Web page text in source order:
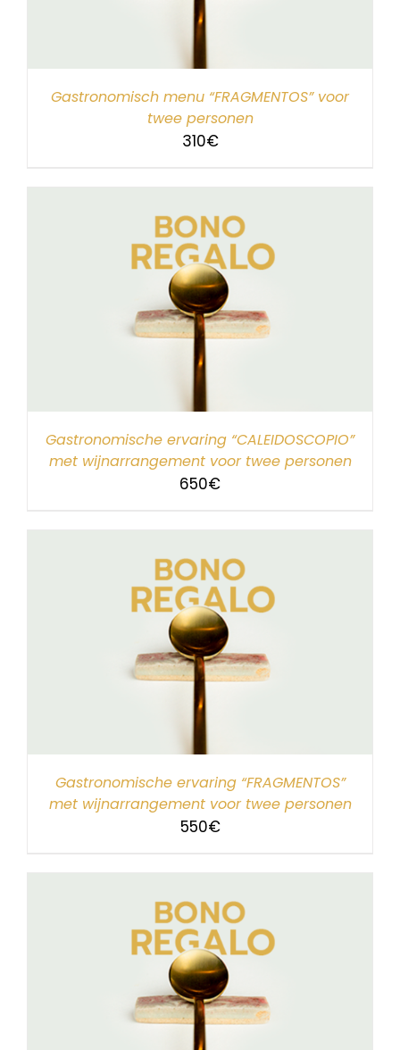
Gastronomisch menu “FRAGMENTOS” voor
twee personen
310€
Gastronomische ervaring “CALEIDOSCOPIO”
met wijnarrangement voor twee personen
650€
Gastronomische ervaring “FRAGMENTOS”
met wijnarrangement voor twee personen
550€